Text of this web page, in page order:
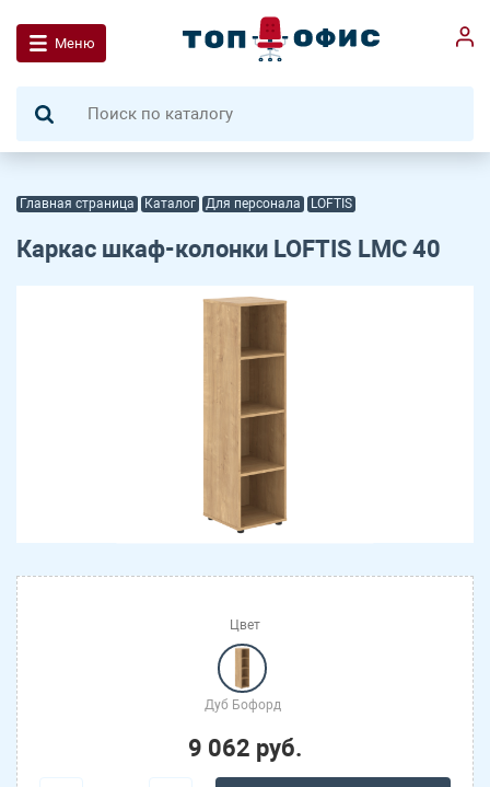
Меню
Главная страница Каталог Для персонала LOFTIS
Каркас шкаф-колонки LOFTIS LMC 40
Цвет
Дуб Бофорд
9 062 руб.